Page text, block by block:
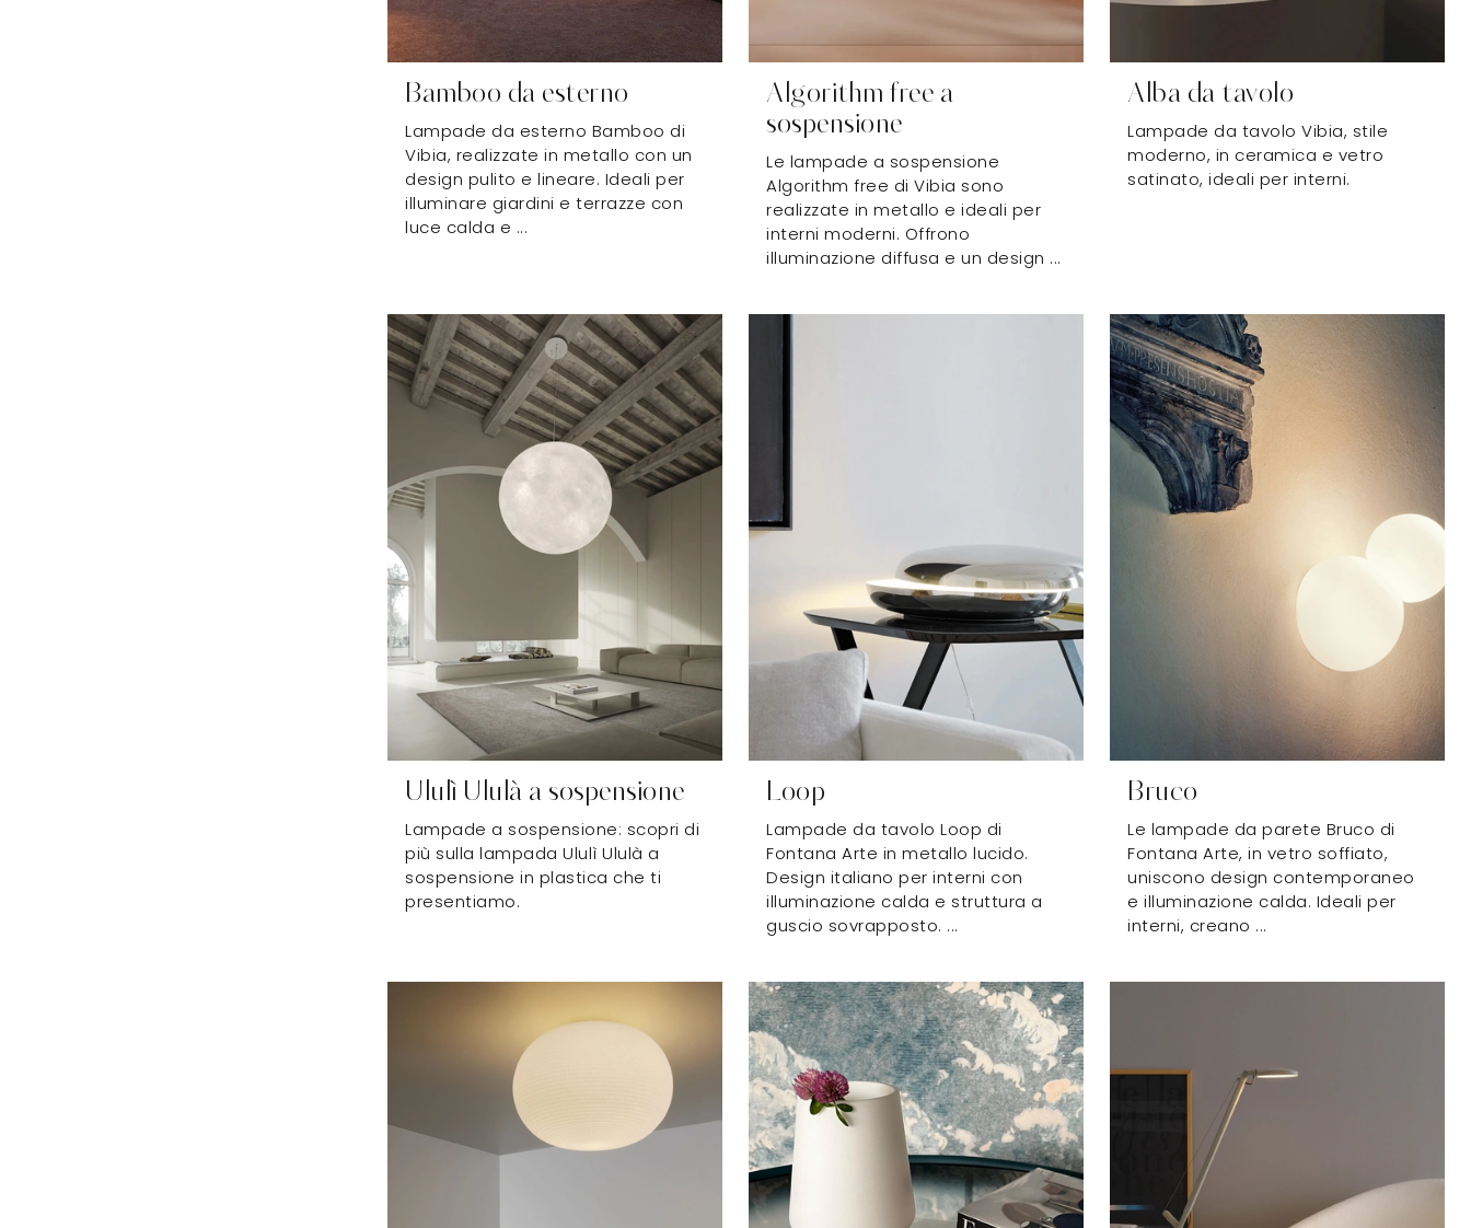
Bamboo da esterno
Lampade da esterno Bamboo di
Vibia, realizzate in metallo con un
design pulito e lineare. Ideali per
illuminare giardini e terrazze con
luce calda e ...
Algorithm free a
sospensione
Le lampade a sospensione
Algorithm free di Vibia sono
realizzate in metallo e ideali per
interni moderni. Offrono
illuminazione diffusa e un design ...
Alba da tavolo
Lampade da tavolo Vibia, stile
moderno, in ceramica e vetro
satinato, ideali per interni.
Ululì Ululà a sospensione
Lampade a sospensione: scopri di
più sulla lampada Ululì Ululà a
sospensione in plastica che ti
presentiamo.
Loop
Lampade da tavolo Loop di
Fontana Arte in metallo lucido.
Design italiano per interni con
illuminazione calda e struttura a
guscio sovrapposto. ...
Bruco
Le lampade da parete Bruco di
Fontana Arte, in vetro soffiato,
uniscono design contemporaneo
e illuminazione calda. Ideali per
interni, creano ...